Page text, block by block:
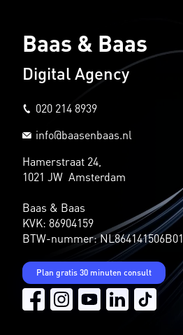
Baas & Baas
Digital Agency
020 214 8939
info@baasenbaas.nl
Hamerstraat 24,
1021 JW Amsterdam
Baas & Baas
KVK: 86904159
BTW-nummer: NL864141506B01
Plan gratis 30 minuten consult